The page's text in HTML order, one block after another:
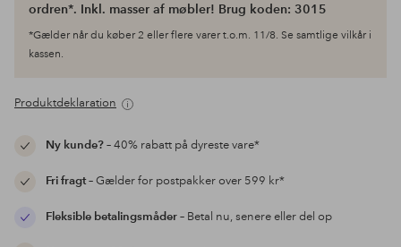
ordren*. Inkl. masser af møbler! Brug koden: 3015
*Gælder når du køber 2 eller flere varer t.o.m. 11/8. Se samtlige vilkår i
kassen.
Produktdeklaration
Ny kunde?– 40% rabatt på dyreste vare*
Fri fragt– Gælder for postpakker over 599 kr*
Fleksible betalingsmåder– Betal nu, senere eller del op